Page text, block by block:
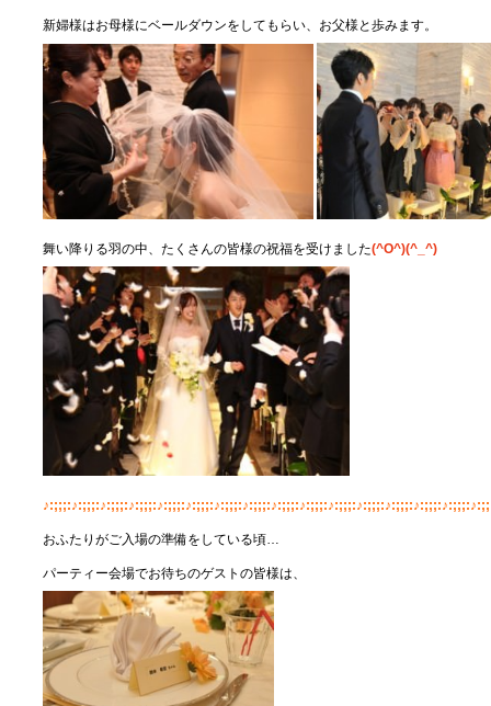
新婦様はお母様にベールダウンをしてもらい、お父様と歩みます。
舞い降りる羽の中、たくさんの皆様の祝福を受けました(^O^)(^_^)
おふたりがご入場の準備をしている頃…
パーティー会場でお待ちのゲストの皆様は、